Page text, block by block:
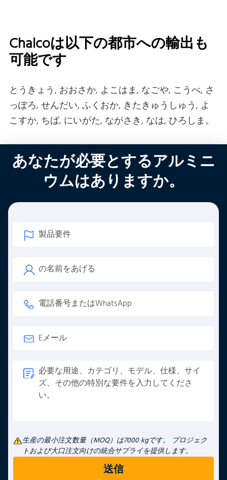
Chalcoは以下の都市への輸出も
可能です
とうきょう, おおさか, よこはま, なごや, こうべ, さ
っぽろ, せんだい, ふくおか, きたきゅうしゅう, よ
こすか, ちば, にいがた, ながさき, なは, ひろしま。
あなたが必要とするアルミニ
ウムはありますか。
生産の最小注文数量（MOQ）は7000 kgです。 プロジェク
トおよび大口注文向けの統合サプライを提供します。